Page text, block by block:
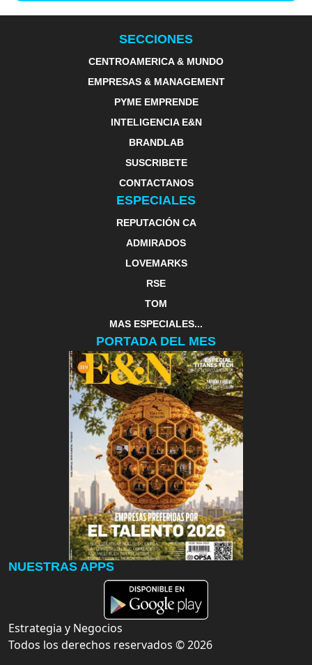
SECCIONES
CENTROAMERICA & MUNDO
EMPRESAS & MANAGEMENT
PYME EMPRENDE
INTELIGENCIA E&N
BRANDLAB
SUSCRIBETE
CONTACTANOS
ESPECIALES
REPUTACIÓN CA
ADMIRADOS
LOVEMARKS
RSE
TOM
MAS ESPECIALES...
PORTADA DEL MES
NUESTRAS APPS
Estrategia y Negocios
Todos los derechos reservados ©2026